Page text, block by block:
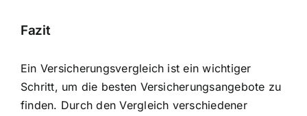
Fazit
Ein Versicherungsvergleich ist ein wichtiger
Schritt, um die besten Versicherungsangebote zu
finden. Durch den Vergleich verschiedener